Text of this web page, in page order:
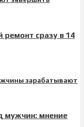
ремонт сразу в 14
мужчин: мнение